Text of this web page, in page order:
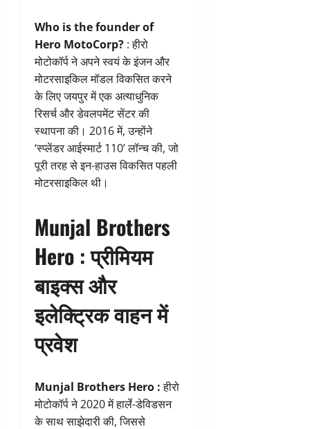
Who is the founder of
Hero MotoCorp? : हीरो
मोटोकॉर्प ने अपने स्वयं के इंजन और
मोटरसाइकिल मॉडल विकसित करने
के लिए जयपुर में एक अत्याधुनिक
रिसर्च और डेवलपमेंट सेंटर की
स्थापना की। 2016 में, उन्होंने
‘स्प्लेंडर आईस्मार्ट 110’ लॉन्च की, जो
पूरी तरह से इन-हाउस विकसित पहली
मोटरसाइकिल थी।
Munjal Brothers
Hero :प्रीमियम
बाइक्स और
इलेक्ट्रिक वाहन में
प्रवेश
Munjal Brothers Hero :हीरो
मोटोकॉर्प ने 2020 में हार्ले-डेविडसन
के साथ साझेदारी की, जिससे